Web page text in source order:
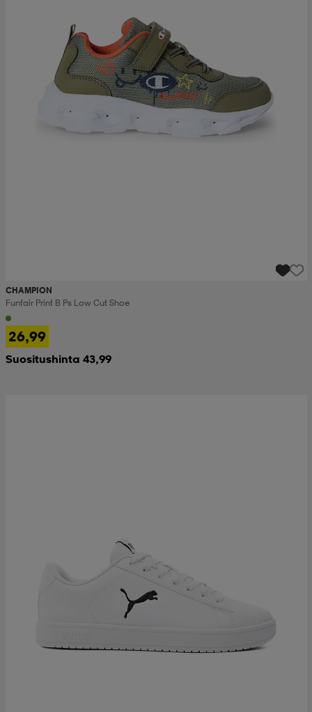
CHAMPION
Funfair Print B Ps Low Cut Shoe
26,99
Suositushinta 43,99